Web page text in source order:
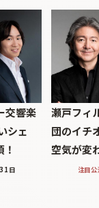
交響楽
シェ
日
瀬戸フィ
団のイチ
空気が変
注目公